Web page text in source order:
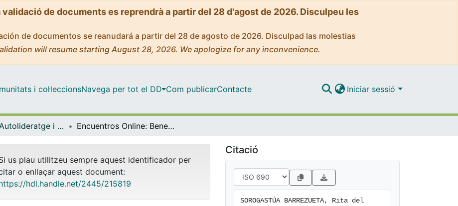
de documents es reprendrà a partir del 28 d'agost de 2026. Disculpeu les
de documentos se reanudará a partir del 28 de agosto de 2026. Disculpad las molestias
will resume starting August 28, 2026. We apologize for any inconvenience.
i col·leccionsNavega per tot el DD Com publicarContacte Iniciar sessió
Màster - Autolideratge i Conducció de Grups Encuentros Online: Beneficios emocionales de los Grupos de Apoyo Online para pacientes diagnosticados con Enfermedades Raras y el uso del podcast como medio de comunicación para compartir el significado de convivir con una ER
us plau utilitzeu sempre aquest identificador per
o enllaçar aquest document:
hdl.handle.net/2445/215819
Citació
SOROGASTÚA BARREZUETA, Rita del